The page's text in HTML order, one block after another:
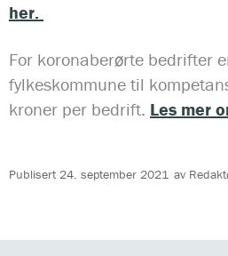
her.
For koronaberørte bedrifter
fylkeskommune til
kroner per bedrift. Les mer
Publisert 24. september 2021 av